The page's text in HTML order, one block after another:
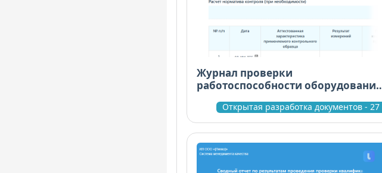
Журнал проверки
работоспособности оборудования
Открытая разработка документов - 27